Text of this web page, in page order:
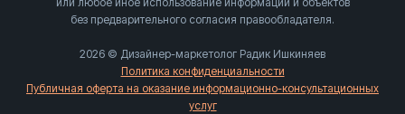
без предварительного согласия правообладателя.
2026 © Дизайнер-маркетолог Радик Ишкиняев
Политика конфиденциальности
Публичная оферта на оказание информационно-консультационных
услуг